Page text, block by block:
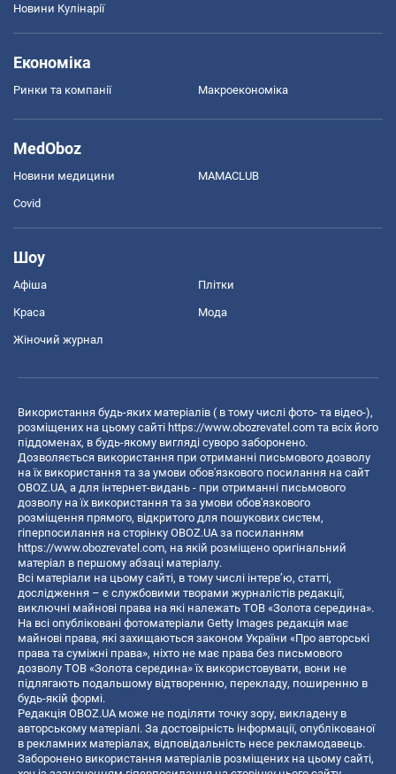
Новини Кулінарії
Економіка
Ринки та компанії Макроекономіка
MedOboz
Новини медицини MAMACLUB
Covid
Шоу
Афіша Плітки
Краса Мода
Жіночий журнал
Використання будь-яких матеріалів ( в тому числі фото- та відео-),
розміщених на цьому сайті https://www.obozrevatel.com та всіх його
піддоменах, в будь-якому вигляді суворо заборонено.
Дозволяється використання при отриманні письмового дозволу
на їх використання та за умови обов'язкового посилання на сайт
OBOZ.UA, а для інтернет-видань - при отриманні письмового
дозволу на їх використання та за умови обов'язкового
розміщення прямого, відкритого для пошукових систем,
гіперпосилання на сторінку OBOZ.UA за посиланням
https://www.obozrevatel.com, на якій розміщено оригінальний
матеріал в першому абзаці матеріалу.
Всі матеріали на цьому сайті, в тому числі інтерв’ю, статті,
дослідження – є службовими творами журналістів редакції,
виключні майнові права на які належать ТОВ «Золота середина».
На всі опубліковані фотоматеріали Getty Images редакція має
майнові права, які захищаються законом України «Про авторські
права та суміжні права», ніхто не має права без письмового
дозволу ТОВ «Золота середина» їх використовувати, вони не
підлягають подальшому відтворенню, перекладу, поширенню в
будь-якій формі.
Редакція OBOZ.UA може не поділяти точку зору, викладену в
авторському матеріалі. За достовірність інформації, опублікованої
в рекламних матеріалах, відповідальність несе рекламодавець.
Заборонено використання матеріалів розміщених на цьому сайті,